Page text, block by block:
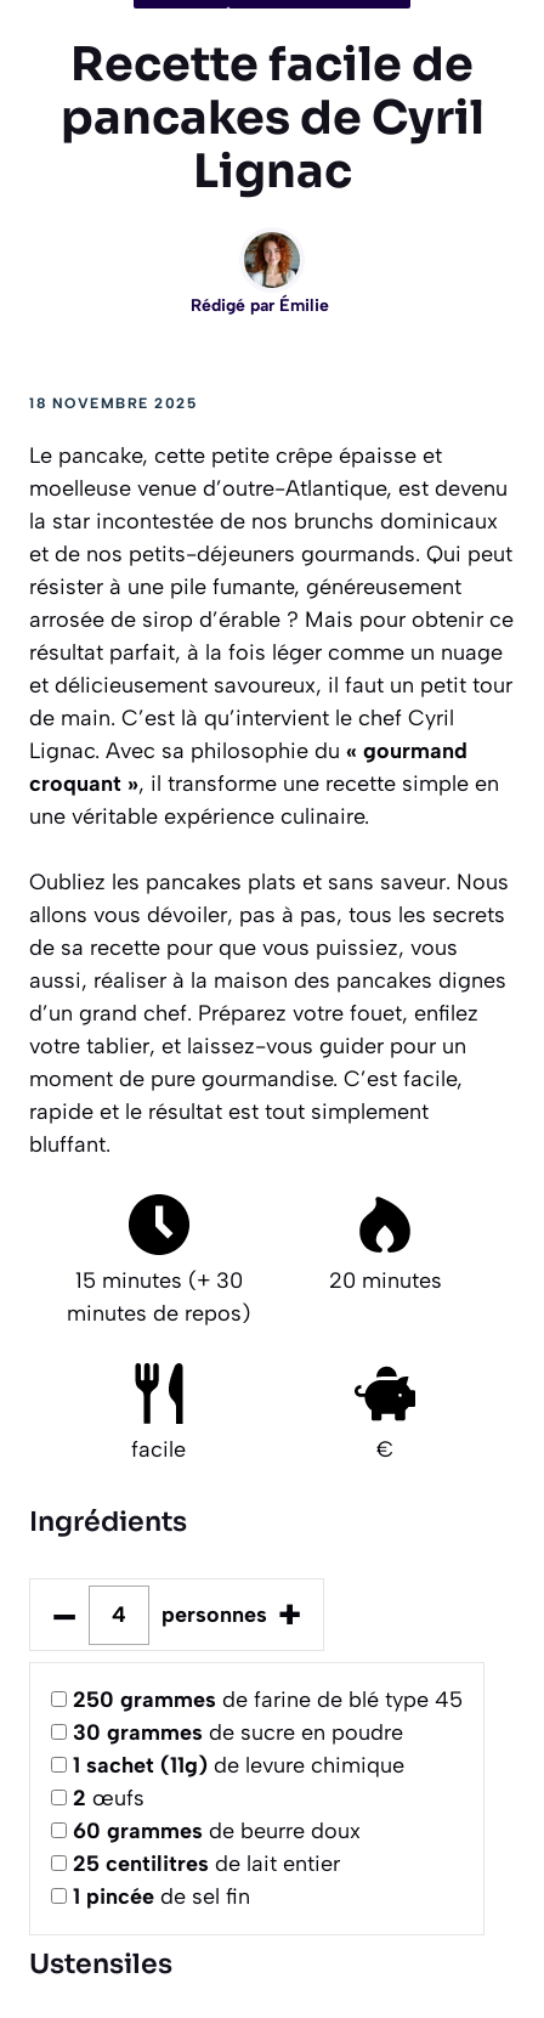
Recette facile de
pancakes de Cyril
Lignac
Rédigé par Émilie
18 NOVEMBRE 2025
Le pancake, cette petite crêpe épaisse et
moelleuse venue d’outre-Atlantique, est devenu
la star incontestée de nos brunchs dominicaux
et de nos petits-déjeuners gourmands. Qui peut
résister à une pile fumante, généreusement
arrosée de sirop d’érable ? Mais pour obtenir ce
résultat parfait, à la fois léger comme un nuage
et délicieusement savoureux, il faut un petit tour
de main. C’est là qu’intervient le chef Cyril
Lignac. Avec sa philosophie du « gourmand
croquant », il transforme une recette simple en
une véritable expérience culinaire.
Oubliez les pancakes plats et sans saveur. Nous
allons vous dévoiler, pas à pas, tous les secrets
de sa recette pour que vous puissiez, vous
aussi, réaliser à la maison des pancakes dignes
d’un grand chef. Préparez votre fouet, enfilez
votre tablier, et laissez-vous guider pour un
moment de pure gourmandise. C’est facile,
rapide et le résultat est tout simplement
bluffant.
15 minutes (+ 30
minutes de repos)
20 minutes
facile €
Ingrédients
– personnes +
250 grammes de farine de blé type 45
30 grammes de sucre en poudre
1 sachet (11g) de levure chimique
2 œufs
60 grammes de beurre doux
25 centilitres de lait entier
1 pincée de sel fin
Ustensiles